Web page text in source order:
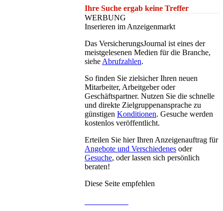
Ihre Suche ergab keine Treffer
WERBUNG
Inserieren im Anzeigenmarkt
Das VersicherungsJournal ist eines der
meistgelesenen Medien für die Branche,
siehe Abrufzahlen.
So finden Sie zielsicher Ihren neuen
Mitarbeiter, Arbeitgeber oder
Geschäftspartner. Nutzen Sie die schnelle
und direkte Zielgruppenansprache zu
günstigen Konditionen. Gesuche werden
kostenlos veröffentlicht.
Erteilen Sie hier Ihren Anzeigenauftrag für
Angebote und Verschiedenes oder
Gesuche, oder lassen sich persönlich
beraten!
Diese Seite empfehlen